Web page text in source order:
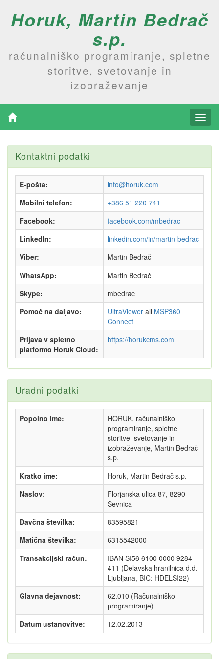
Horuk, Martin Bedrač
s.p.
računalniško programiranje, spletne
storitve, svetovanje in
izobraževanje
Kontaktni podatki
E-pošta:
info@horuk.com
Mobilni telefon:
+386 51 220 741
Facebook:
facebook.com/mbedrac
LinkedIn:
linkedin.com/in/martin-bedrac
Viber:
Martin Bedrač
WhatsApp:
Martin Bedrač
Skype:
mbedrac
Pomoč na daljavo:
UltraViewer ali MSP360
Connect
Prijava v spletno
platformo Horuk Cloud:
https://horukcms.com
Uradni podatki
Popolno ime:
HORUK, računalniško
programiranje, spletne
storitve, svetovanje in
izobraževanje, Martin Bedrač
s.p.
Kratko ime:
Horuk, Martin Bedrač s.p.
Naslov:
Florjanska ulica 87, 8290
Sevnica
Davčna številka:
83595821
Matična številka:
6315542000
Transakcijski račun:
IBAN SI56 6100 0000 9284
411 (Delavska hranilnica d.d.
Ljubljana, BIC: HDELSI22)
Glavna dejavnost:
62.010 (Računalniško
programiranje)
Datum ustanovitve:
12.02.2013